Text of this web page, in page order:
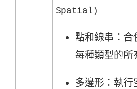
Spatial)
點和線串：合
每種類型的所
多邊形：執行